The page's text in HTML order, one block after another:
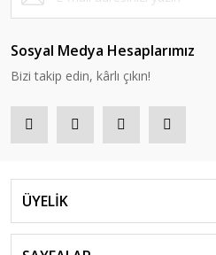
Sosyal Medya Hesaplarımız
Bizi takip edin, kârlı çıkın!
ÜYELİK